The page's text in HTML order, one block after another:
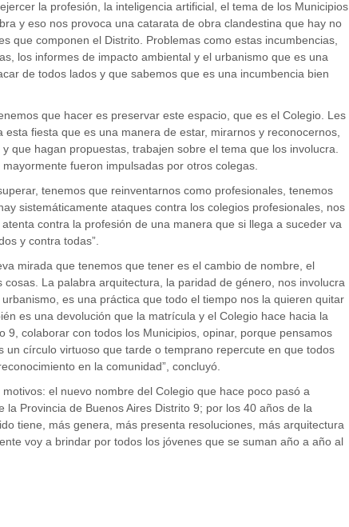
la profesión, la inteligencia artificial, el tema de los Municipios
y eso nos provoca una catarata de obra clandestina que hay no
que componen el Distrito. Problemas como estas incumbencias,
los informes de impacto ambiental y el urbanismo que es una
de todos lados y que sabemos que es una incumbencia bien
que hacer es preservar este espacio, que es el Colegio. Les
fiesta que es una manera de estar, mirarnos y reconocernos,
que hagan propuestas, trabajen sobre el tema que los involucra.
fueron impulsadas por otros colegas.
tenemos que reinventarnos como profesionales, tenemos
sistemáticamente ataques contra los colegios profesionales, nos
contra la profesión de una manera que si llega a suceder va
y contra todas”.
mirada que tenemos que tener es el cambio de nombre, el
La palabra arquitectura, la paridad de género, nos involucra
es una práctica que todo el tiempo nos la quieren quitar
es una devolución que la matrícula y el Colegio hace hacia la
9, colaborar con todos los Municipios, opinar, porque pensamos
círculo virtuoso que tarde o temprano repercute en que todos
en la comunidad”, concluyó.
el nuevo nombre del Colegio que hace poco pasó a
Provincia de Buenos Aires Distrito 9; por los 40 años de la
tiene, más genera, más presenta resoluciones, más arquitectura
voy a brindar por todos los jóvenes que se suman año a año al